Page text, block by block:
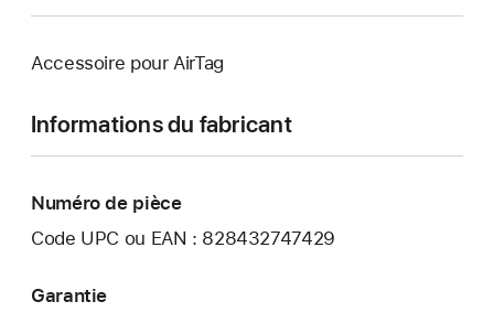
Accessoire pour AirTag
Informations du fabricant
Numéro de pièce
Code UPC ou EAN : 828432747429
Garantie